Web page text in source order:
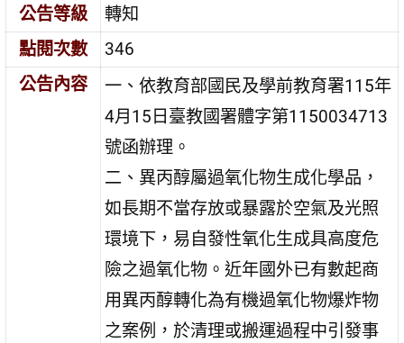
公告等級
轉知
點閱次數
346
公告內容
一、依教育部國民及學前教育署115年
4月15日臺教國署體字第1150034713
號函辦理。
二、異丙醇屬過氧化物生成化學品，
如長期不當存放或暴露於空氣及光照
環境下，易自發性氧化生成具高度危
險之過氧化物。近年國外已有數起商
用異丙醇轉化為有機過氧化物爆炸物
之案例，於清理或搬運過程中引發事